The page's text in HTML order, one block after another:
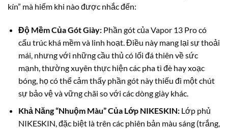
kín” mà hiếm khi nào được nhắc đến:
Độ Mềm Của Gót Giày:Phần gót của Vapor 13 Pro có
cấu trúc khá mềm và linh hoạt. Điều này mang lại sự thoải
mái, nhưng với những cầu thủ có lối đá thiên về sức
mạnh, thường xuyên thực hiện các pha tì đè hay xoạc
bóng, họ có thể cảm thấy phần gót này thiếu đi một chút
sự bảo vệ và vững chãi so với các dòng giày khác.
Khả Năng “Nhuộm Màu” Của Lớp NIKESKIN:Lớp phủ
NIKESKIN, đặc biệt là trên các phiên bản màu sáng (trắng,